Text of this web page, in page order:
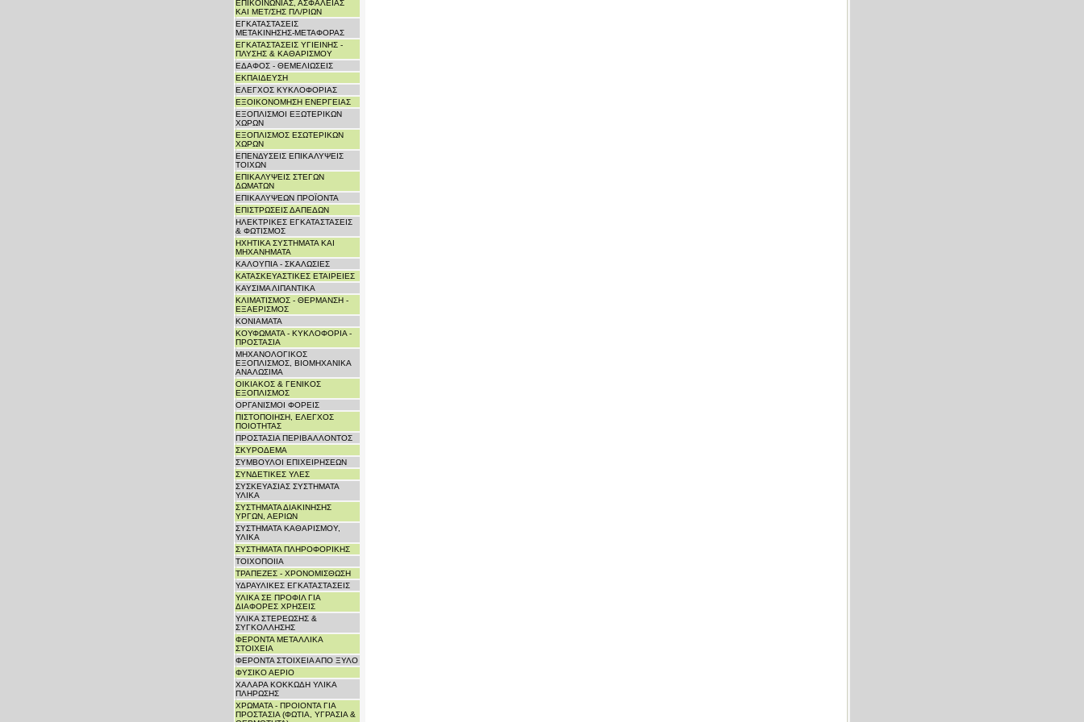
ΕΠΙΚΟΙΝΩΝΙΑΣ, ΑΣΦΑΛΕΙΑΣ
ΚΑΙ ΜΕΤ/ΣΗΣ ΠΛ/ΡΙΩΝ
ΕΓΚΑΤΑΣΤΑΣΕΙΣ
ΜΕΤΑΚΙΝΗΣΗΣ-ΜΕΤΑΦΟΡΑΣ
ΕΓΚΑΤΑΣΤΑΣΕΙΣ ΥΓΙΕΙΝΗΣ -
ΠΛΥΣΗΣ & ΚΑΘΑΡΙΣΜΟΥ
ΕΔΑΦΟΣ - ΘΕΜΕΛΙΩΣΕΙΣ
ΕΚΠΑΙΔΕΥΣΗ
ΕΛΕΓΧΟΣ ΚΥΚΛΟΦΟΡΙΑΣ
ΕΞΟΙΚΟΝΟΜΗΣΗ ΕΝΕΡΓΕΙΑΣ
ΕΞΟΠΛΙΣΜΟΙ ΕΞΩΤΕΡΙΚΩΝ
ΧΩΡΩΝ
ΕΞΟΠΛΙΣΜΟΣ ΕΣΩΤΕΡΙΚΩΝ
ΧΩΡΩΝ
ΕΠΕΝΔΥΣΕΙΣ ΕΠΙΚΑΛΥΨΕΙΣ
ΤΟΙΧΩΝ
ΕΠΙΚΑΛΥΨΕΙΣ ΣΤΕΓΩΝ
ΔΩΜΑΤΩΝ
ΕΠΙΚΑΛΥΨΕΩΝ ΠΡΟΪΟΝΤΑ
ΕΠΙΣΤΡΩΣΕΙΣ ΔΑΠΕΔΩΝ
ΗΛΕΚΤΡΙΚΕΣ ΕΓΚΑΤΑΣΤΑΣΕΙΣ
& ΦΩΤΙΣΜΟΣ
ΗΧΗΤΙΚΑ ΣΥΣΤΗΜΑΤΑ ΚΑΙ
ΜΗΧΑΝΗΜΑΤΑ
ΚΑΛΟΥΠΙΑ - ΣΚΑΛΩΣΙΕΣ
ΚΑΤΑΣΚΕΥΑΣΤΙΚΕΣ ΕΤΑΙΡΕΙΕΣ
ΚΑΥΣΙΜΑ ΛΙΠΑΝΤΙΚΑ
ΚΛΙΜΑΤΙΣΜΟΣ - ΘΕΡΜΑΝΣΗ -
ΕΞΑΕΡΙΣΜΟΣ
ΚΟΝΙΑΜΑΤΑ
ΚΟΥΦΩΜΑΤΑ - ΚΥΚΛΟΦΟΡΙΑ -
ΠΡΟΣΤΑΣΙΑ
ΜΗΧΑΝΟΛΟΓΙΚΟΣ
ΕΞΟΠΛΙΣΜΟΣ, ΒΙΟΜΗΧΑΝΙΚΑ
ΑΝΑΛΩΣΙΜΑ
ΟΙΚΙΑΚΟΣ & ΓΕΝΙΚΟΣ
ΕΞΟΠΛΙΣΜΟΣ
ΟΡΓΑΝΙΣΜΟΙ ΦΟΡΕΙΣ
ΠΙΣΤΟΠΟΙΗΣΗ, ΕΛΕΓΧΟΣ
ΠΟΙΟΤΗΤΑΣ
ΠΡΟΣΤΑΣΙΑ ΠΕΡΙΒΑΛΛΟΝΤΟΣ
ΣΚΥΡΟΔΕΜΑ
ΣΥΜΒΟΥΛΟΙ ΕΠΙΧΕΙΡΗΣΕΩΝ
ΣΥΝΔΕΤΙΚΕΣ ΥΛΕΣ
ΣΥΣΚΕΥΑΣΙΑΣ ΣΥΣΤΗΜΑΤΑ
ΥΛΙΚΑ
ΣΥΣΤΗΜΑΤΑ ΔΙΑΚΙΝΗΣΗΣ
ΥΡΓΩΝ, ΑΕΡΙΩΝ
ΣΥΣΤΗΜΑΤΑ ΚΑΘΑΡΙΣΜΟΥ,
ΥΛΙΚΑ
ΣΥΣΤΗΜΑΤΑ ΠΛΗΡΟΦΟΡΙΚΗΣ
ΤΟΙΧΟΠΟΙΙΑ
ΤΡΑΠΕΖΕΣ - ΧΡΟΝΟΜΙΣΘΩΣΗ
ΥΔΡΑΥΛΙΚΕΣ ΕΓΚΑΤΑΣΤΑΣΕΙΣ
ΥΛΙΚΑ ΣΕ ΠΡΟΦΙΛ ΓΙΑ
ΔΙΑΦΟΡΕΣ ΧΡΗΣΕΙΣ
ΥΛΙΚΑ ΣΤΕΡΕΩΣΗΣ &
ΣΥΓΚΟΛΛΗΣΗΣ
ΦΕΡΟΝΤΑ ΜΕΤΑΛΛΙΚΑ
ΣΤΟΙΧΕΙΑ
ΦΕΡΟΝΤΑ ΣΤΟΙΧΕΙΑ ΑΠΟ ΞΥΛΟ
ΦΥΣΙΚΟ ΑΕΡΙΟ
ΧΑΛΑΡΑ ΚΟΚΚΩΔΗ ΥΛΙΚΑ
ΠΛΗΡΩΣΗΣ
ΧΡΩΜΑΤΑ - ΠΡΟΙΟΝΤΑ ΓΙΑ
ΠΡΟΣΤΑΣΙΑ (ΦΩΤΙΑ, ΥΓΡΑΣΙΑ &